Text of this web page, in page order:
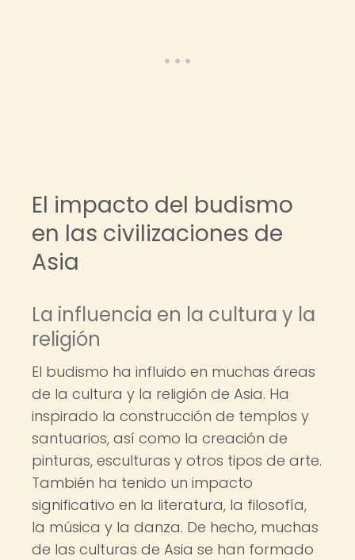
El impacto del budismo
en las civilizaciones de
Asia
La influencia en la cultura y la
religión
El budismo ha influido en muchas áreas
de la cultura y la religión de Asia. Ha
inspirado la construcción de templos y
santuarios, así como la creación de
pinturas, esculturas y otros tipos de arte.
También ha tenido un impacto
significativo en la literatura, la filosofía,
la música y la danza. De hecho, muchas
de las culturas de Asia se han formado